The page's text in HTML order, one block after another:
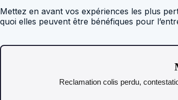
Mettez en avant vos expériences les plus
quoi elles peuvent être bénéfiques pour
Reclamation colis perdu,